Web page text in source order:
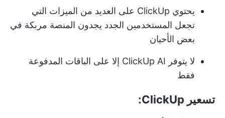
يحتوي ClickUp على العديد من الميزات التي
تجعل المستخدمين الجدد يجدون المنصة مربكة في
بعض الأحيان
لا يتوفر ClickUp AI إلا على الباقات المدفوعة
فقط
تسعير ClickUp: